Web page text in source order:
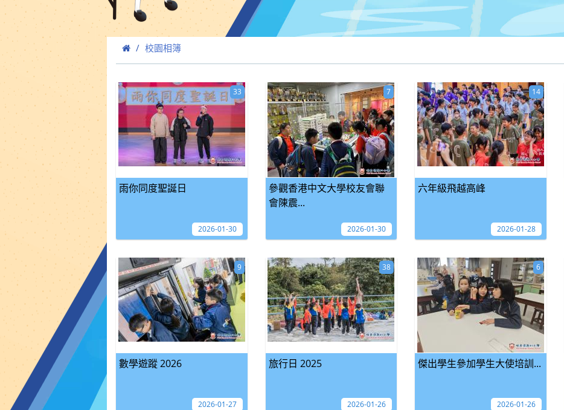
校園相簿
雨你同度聖誕日
33
2026-01-30
參觀香港中文大學校友會聯
會陳震...
7
2026-01-30
六年級飛越高峰
14
2026-01-28
數學遊蹤 2026
9
2026-01-27
旅行日 2025
38
2026-01-26
傑出學生參加學生大使培訓...
6
2026-01-26